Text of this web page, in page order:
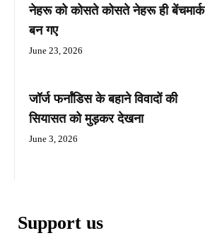
नेहरू को कोसते कोसते नेहरू ही बेंचमार्क
बन गए
June 23, 2026
जॉर्ज फर्नांडिस के बहाने विवादों की
सियासत को मुड़कर देखना
June 3, 2026
Support us